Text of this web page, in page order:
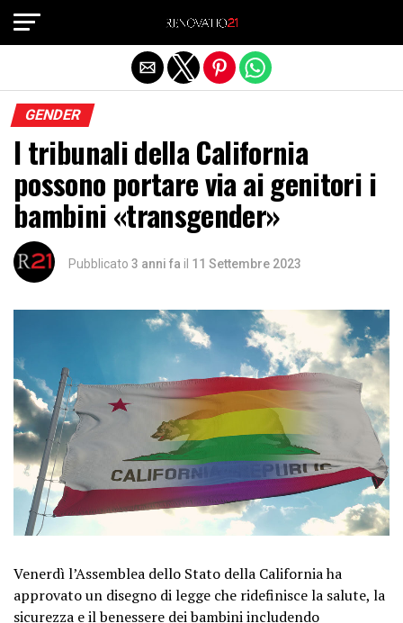
GENDER
I tribunali della California
possono portare via ai genitori i
bambini «transgender»
Pubblicato 3 anni fa il 11 Settembre 2023
Venerdì l’Assemblea dello Stato della California ha
approvato un disegno di legge che ridefinisce la salute, la
sicurezza e il benessere dei bambini includendo
Exit mobile version